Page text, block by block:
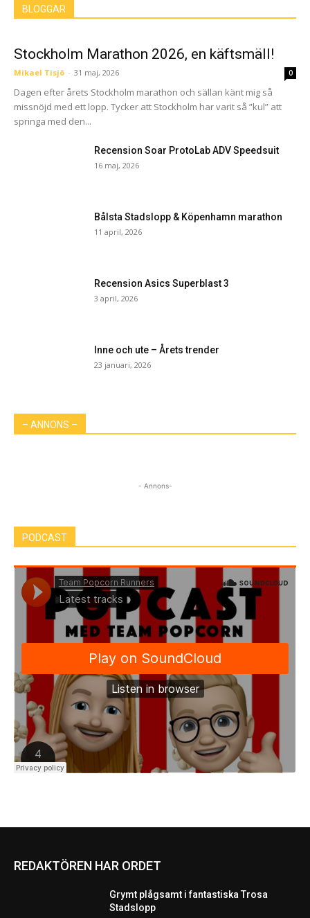
BLOGGAR
Stockholm Marathon 2026, en käftsmäll!
Mikael Tisjö - 31 maj, 2026 0
Dagen efter årets Stockholm marathon och sällan känt mig så
missnöjd med ett lopp. Tycker att Stockholm har varit så ”kul” att
springa med den...
Recension Soar ProtoLab ADV Speedsuit
16 maj, 2026
Bålsta Stadslopp & Köpenhamn marathon
11 april, 2026
Recension Asics Superblast 3
3 april, 2026
Inne och ute – Årets trender
23 januari, 2026
– ANNONS –
- Annons-
PODCAST
REDAKTÖREN HAR ORDET
Grymt plågsamt i fantastiska Trosa
Stadslopp